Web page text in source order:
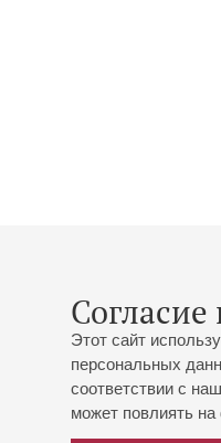
Этот сайт
персональных
соответствии с
может повлиять на